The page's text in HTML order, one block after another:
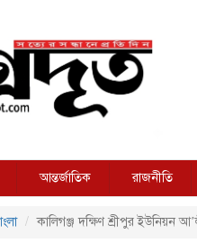
আন্তর্জাতিক রাজনীতি
কালিগঞ্জ দক্ষিণ শ্রীপুর ইউনিয়ন